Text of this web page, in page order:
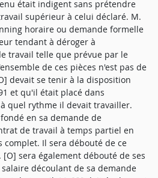
était indigent sans prétendre
supérieur à celui déclaré. M.
horaire ou demande formelle
tendant à déroger à
travail telle que prévue par le
de ces pièces n'est pas de
devait se tenir à la disposition
et qu'il était placé dans
quel rythme il devait travailler.
en sa demande de
de travail à temps partiel en
Il sera débouté de ce
[O] sera également débouté de ses
découlant de sa demande